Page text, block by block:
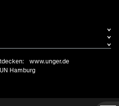
www.unger.de
Hamburg